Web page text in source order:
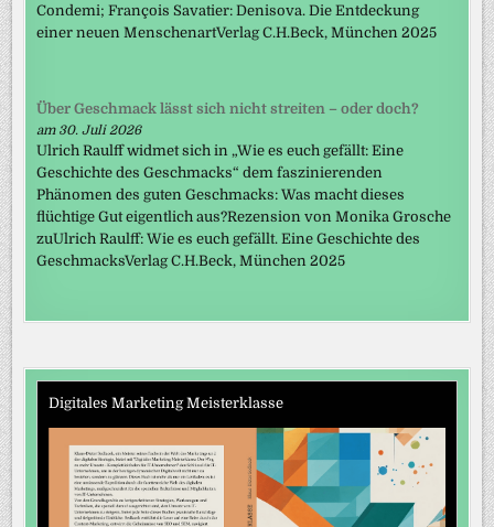
Condemi; François Savatier: Denisova. Die Entdeckung
einer neuen MenschenartVerlag C.H.Beck, München 2025
Über Geschmack lässt sich nicht streiten – oder doch?
am 30. Juli 2026
Ulrich Raulff widmet sich in „Wie es euch gefällt: Eine
Geschichte des Geschmacks“ dem faszinierenden
Phänomen des guten Geschmacks: Was macht dieses
flüchtige Gut eigentlich aus?Rezension von Monika Grosche
zuUlrich Raulff: Wie es euch gefällt. Eine Geschichte des
GeschmacksVerlag C.H.Beck, München 2025
Digitales Marketing Meisterklasse